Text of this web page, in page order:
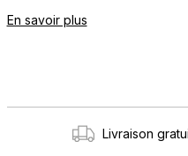
En savoir plus
Livraison